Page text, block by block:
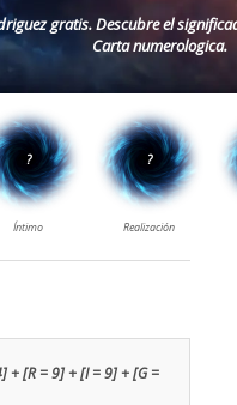
gratis. Descubre el
Carta numerologica.
+ [R = 9] + [I = 9] + [G =